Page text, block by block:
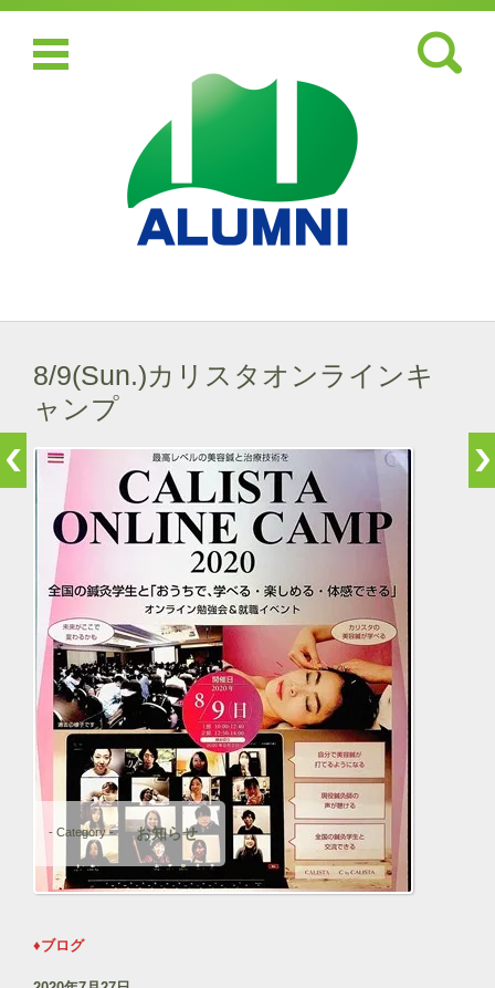
検索:
コンテンツに移動
8/9(Sun.)カリスタオンラインキ
ャンプ
- Category - お知らせ
♦ブログ